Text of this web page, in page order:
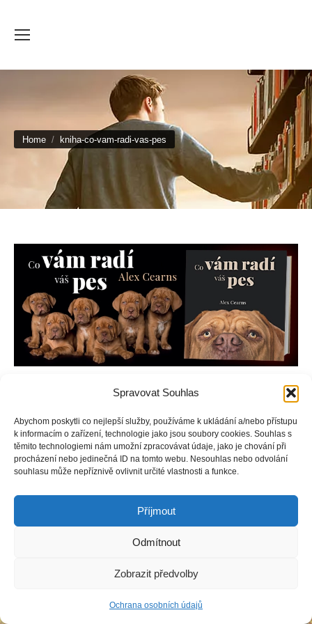
Spravovat Souhlas
Abychom poskytli co nejlepší služby, používáme k ukládání a/nebo přístupu
k informacím o zařízení, technologie jako jsou soubory cookies. Souhlas s
těmito technologiemi nám umožní zpracovávat údaje, jako je chování při
procházení nebo jedinečná ID na tomto webu. Nesouhlas nebo odvolání
souhlasu může nepříznivě ovlivnit určité vlastnosti a funkce.
Příjmout
Odmítnout
Zobrazit předvolby
Ochrana osobních údajů
You are here:
Home kniha-co-vam-radi-vas-pes
Moudré rady doprovázené mimořádnými fotografiemi nám
připomenou, co je v životě opravdu důležité.
SEO